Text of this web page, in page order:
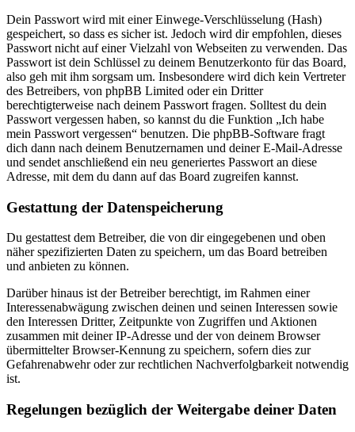
Dein Passwort wird mit einer Einwege-Verschlüsselung (Hash)
gespeichert, so dass es sicher ist. Jedoch wird dir empfohlen, dieses
Passwort nicht auf einer Vielzahl von Webseiten zu verwenden. Das
Passwort ist dein Schlüssel zu deinem Benutzerkonto für das Board,
also geh mit ihm sorgsam um. Insbesondere wird dich kein Vertreter
des Betreibers, von phpBB Limited oder ein Dritter
berechtigterweise nach deinem Passwort fragen. Solltest du dein
Passwort vergessen haben, so kannst du die Funktion „Ich habe
mein Passwort vergessen“ benutzen. Die phpBB-Software fragt
dich dann nach deinem Benutzernamen und deiner E-Mail-Adresse
und sendet anschließend ein neu generiertes Passwort an diese
Adresse, mit dem du dann auf das Board zugreifen kannst.
Gestattung der Datenspeicherung
Du gestattest dem Betreiber, die von dir eingegebenen und oben
näher spezifizierten Daten zu speichern, um das Board betreiben
und anbieten zu können.
Darüber hinaus ist der Betreiber berechtigt, im Rahmen einer
Interessenabwägung zwischen deinen und seinen Interessen sowie
den Interessen Dritter, Zeitpunkte von Zugriffen und Aktionen
zusammen mit deiner IP-Adresse und der von deinem Browser
übermittelter Browser-Kennung zu speichern, sofern dies zur
Gefahrenabwehr oder zur rechtlichen Nachverfolgbarkeit notwendig
ist.
Regelungen bezüglich der Weitergabe deiner Daten